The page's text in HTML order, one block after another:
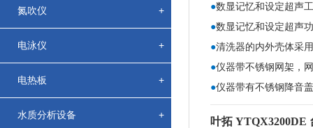
氮吹仪 +
电泳仪 +
电热板 +
水质分析设备 +
●数显记忆和设定超声
●数显记忆和设定超声
●清洗器的内外壳体采
●仪器带不锈钢网架，
●仪器带有不锈钢降音盖
叶拓 YTQX3200DE